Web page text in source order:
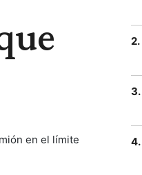
en el límite
2.
3.
4.